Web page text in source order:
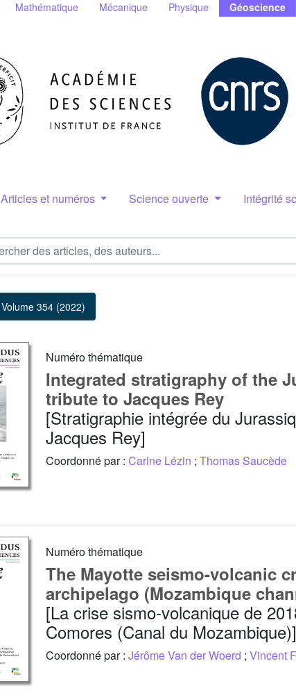
Mathématique Mécanique Physique Géoscience
Articles et numéros Science ouverte Intégrité
Volume 354 (2022)
Numéro thématique
Integrated stratigraphy of the
tribute to Jacques Rey
[Stratigraphie intégrée du
Jacques Rey]
Coordonné par : Carine Lézin ; Thomas Saucède
Numéro thématique
The Mayotte seismo-volcanic
archipelago (Mozambique
[La crise sismo-volcanique de
Comores (Canal du Mozambique)]
Coordonné par : Jérôme Van der Woerd ; Vincent